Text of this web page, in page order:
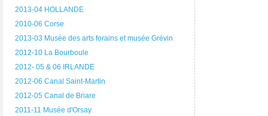
2013-04 HOLLANDE
2010-06 Corse
2013-03 Musée des arts forains et musée Grévin
2012-10 La Bourboule
2012- 05 & 06 IRLANDE
2012-06 Canal Saint-Martin
2012-05 Canal de Briare
2011-11 Musée d'Orsay